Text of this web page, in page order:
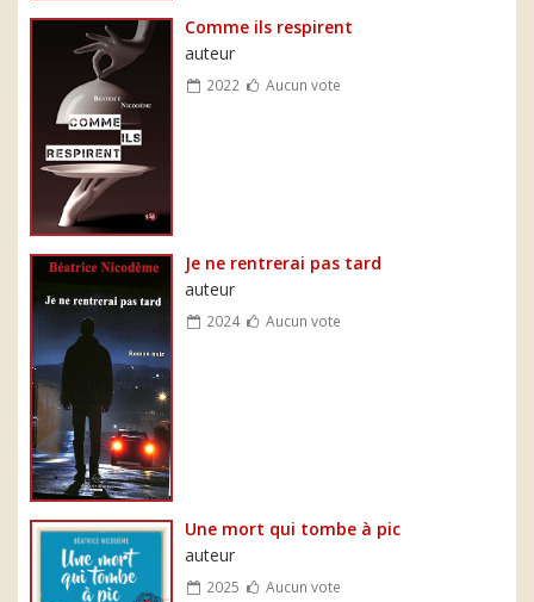
Comme ils respirent
auteur
2022 Aucun vote
Je ne rentrerai pas tard
auteur
2024 Aucun vote
Une mort qui tombe à pic
auteur
2025
Aucun vote